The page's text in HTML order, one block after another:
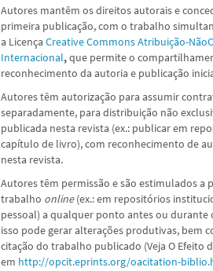
Autores mantêm os direitos autorais e
primeira publicação, com o trabalho
a LicençaCreative Commons Atribuição-
Internacional,que permite o
reconhecimento da autoria e publicação
Autores têm autorização para assumir
separadamente, para distribuição não
publicada nesta revista (ex.: publicar em
capítulo de livro), com reconhecimento de
nesta revista.
Autores têm permissão e são estimulados a
trabalho online(ex.: em repositórios
pessoal) a qualquer ponto antes ou durante
isso pode gerar alterações produtivas, bem
citação do trabalho publicado (Veja O Efeito
em http://opcit.eprints.org/oacitation-